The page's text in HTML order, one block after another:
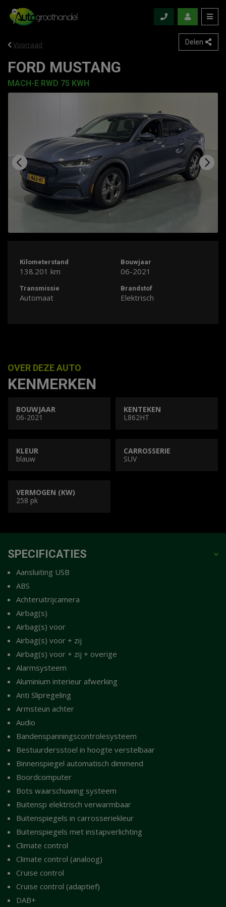
Voorraad Delen
Kilometerstand
138.201 km
Bouwjaar
06-2021
Transmissie
Automaat
Brandstof
Elektrisch
FORD MUSTANG
MACH-E RWD 75 KWH
OVER DEZE AUTO
KENMERKEN
BOUWJAAR
06-2021
KENTEKEN
L862HT
KLEUR
blauw
CARROSSERIE
SUV
VERMOGEN (KW)
258 pk
SPECIFICATIES
Aansluiting USB
ABS
Achteruitrijcamera
Airbag(s)
Airbag(s) voor
Airbag(s) voor + zij
Airbag(s) voor + zij + overige
Alarmsysteem
Aluminium interieur afwerking
Anti Slipregeling
Armsteun achter
Audio
Bandenspanningscontrolesysteem
Bestuurdersstoel in hoogte verstelbaar
Binnenspiegel automatisch dimmend
Boordcomputer
Bots waarschuwing systeem
Buitensp elektrisch verwarmbaar
Buitenspiegels in carrosseriekleur
Buitenspiegels met instapverlichting
Climate control
Climate control (analoog)
Cruise control
Cruise control (adaptief)
DAB+